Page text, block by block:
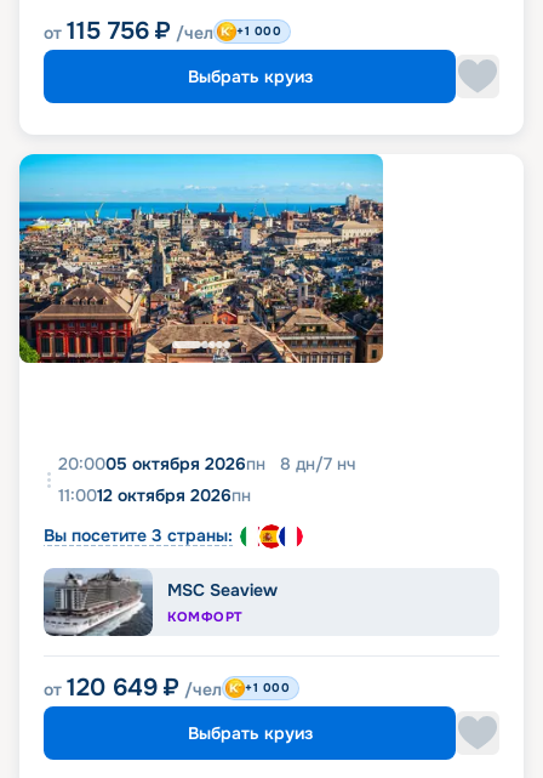
от 115 756 ₽ /чел +1 000
Выбрать круиз
20:0005 октября 2026пн 8 дн/7 нч
11:0012 октября 2026пн
Вы посетите 3 страны:
MSC Seaview
КОМФОРТ
от 120 649 ₽ /чел +1 000
Выбрать круиз